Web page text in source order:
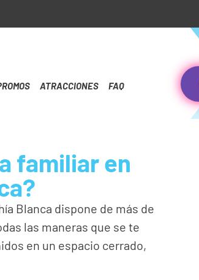
ATRACCIONES FAQ
familiar en
Blanca dispone de más de
las maneras que se te
en un espacio cerrado,